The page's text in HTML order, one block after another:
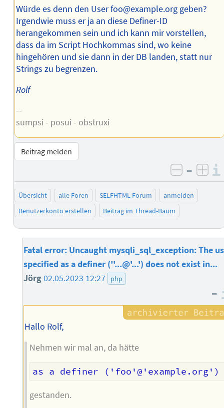
Würde es denn den User foo@example.org geben?
Irgendwie muss er ja an diese Definer-ID
herangekommen sein und ich kann mir vorstellen,
dass da im Script Hochkommas sind, wo keine
hingehören und sie dann in der DB landen, statt nur
Strings zu begrenzen.
Rolf
--
sumpsi - posui - obstruxi
Beitrag melden
negativ
–
Übersicht alle Foren SELFHTML-Forum
anmelden
Benutzerkonto erstellen
Beitrag im Thread-Baum
Fatal error: Uncaught mysqli_sql_exception: The
specified as a definer (''...@'...') does not exist in...
Jörg02.05.2023 12:27 php
–
Hallo Rolf,
Nehmen wir mal an, da hätte
gestanden.